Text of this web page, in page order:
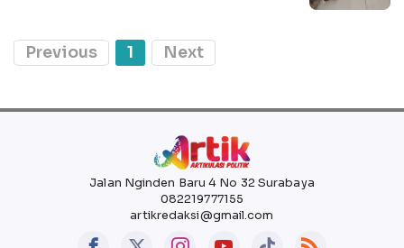
Previous 1 Next
Jalan Nginden Baru 4 No 32 Surabaya
082219777155
artikredaksi@gmail.com